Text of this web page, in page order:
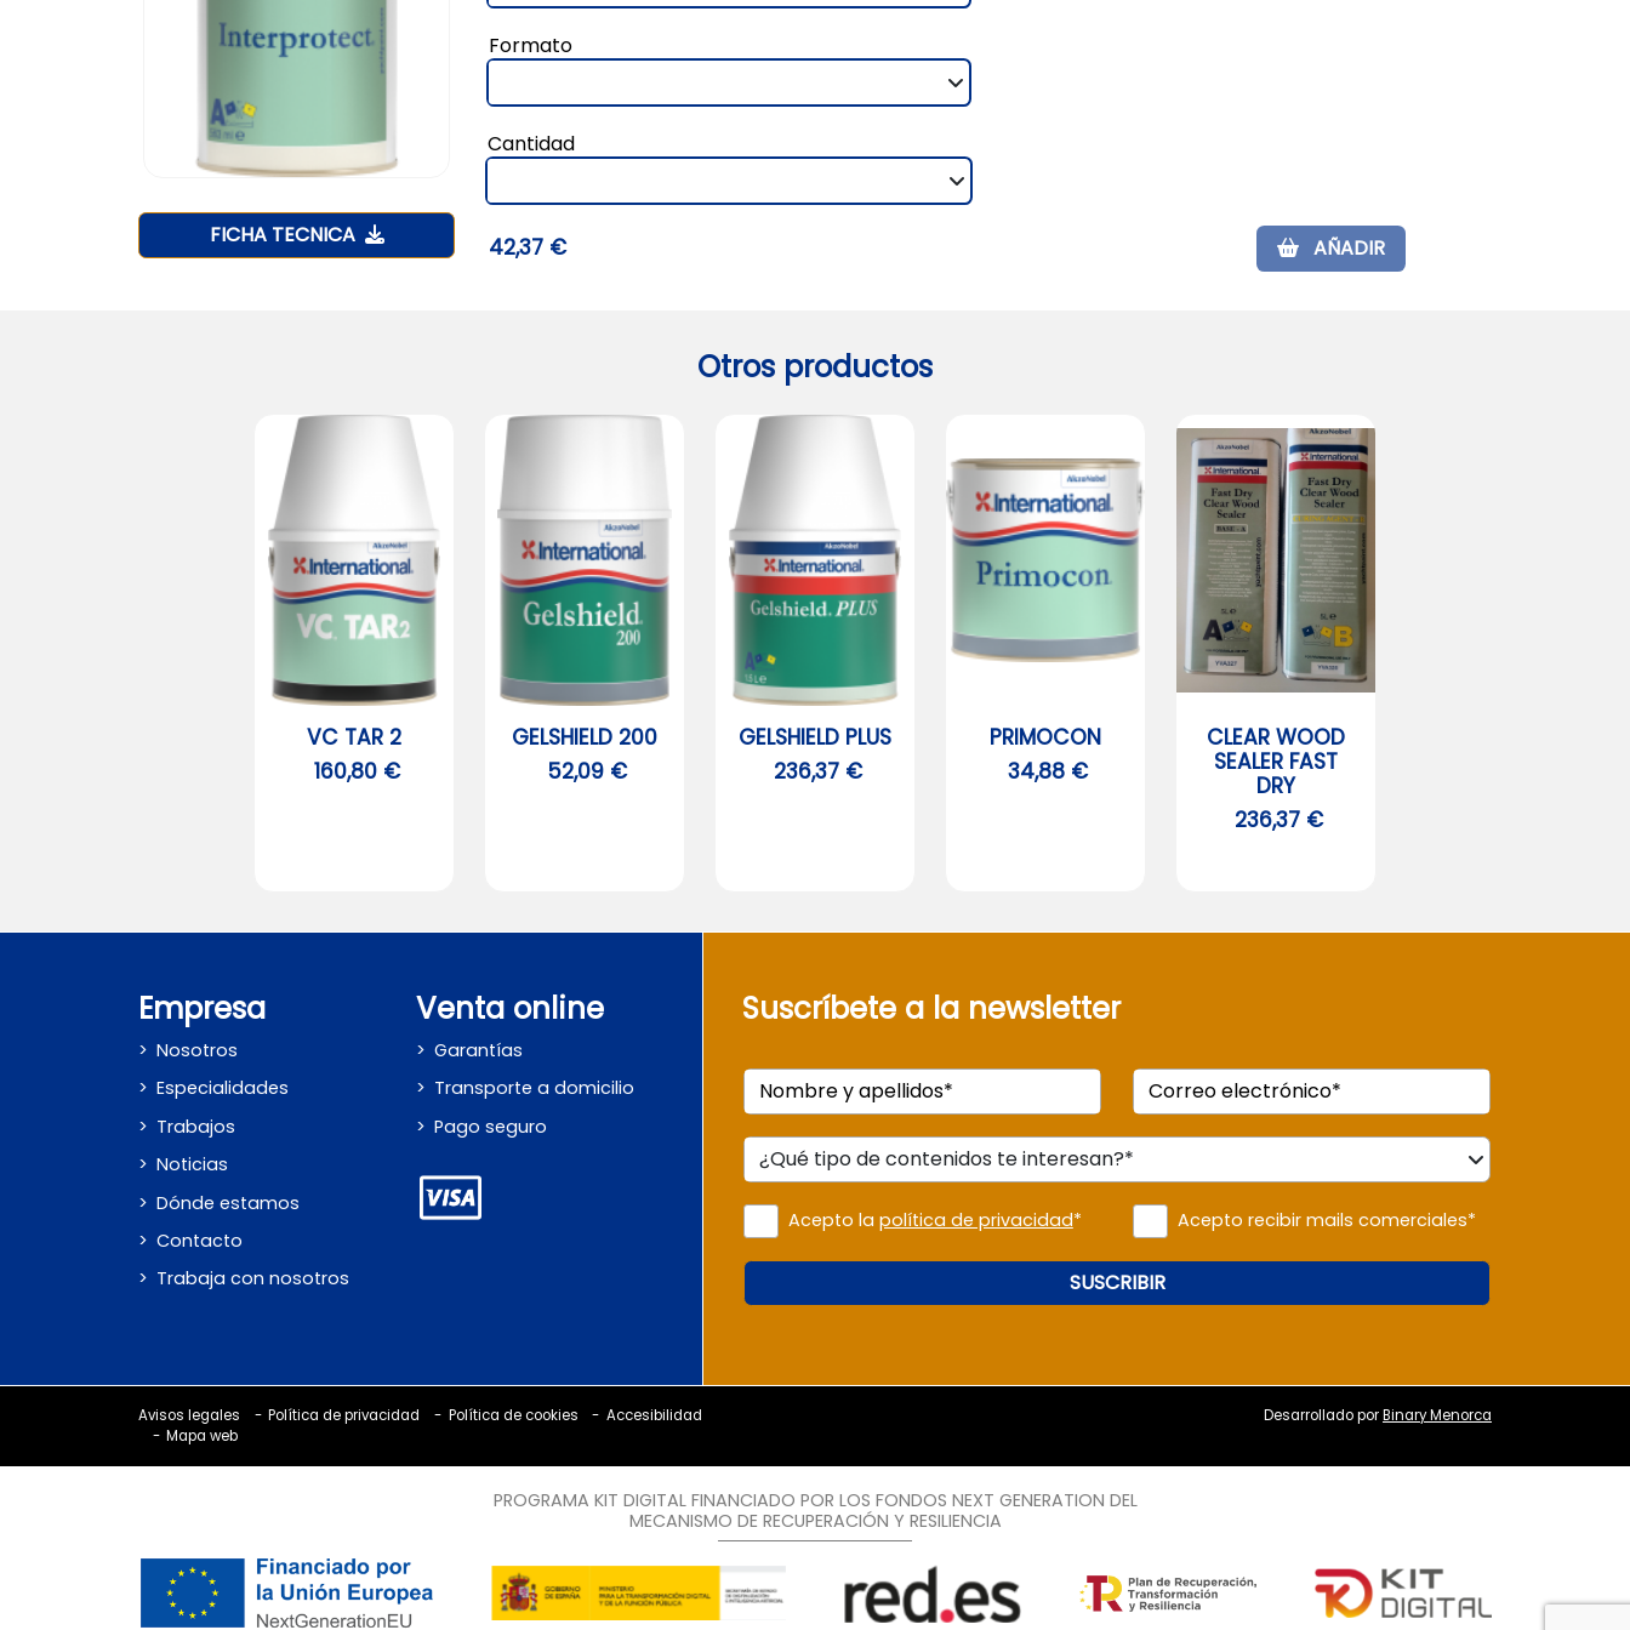
FICHA TECNICA
Formato
Cantidad
42,37 € AÑADIR
Otros productos
VC TAR 2
160,80 €
GELSHIELD 200
52,09 €
GELSHIELD PLUS
236,37 €
PRIMOCON
34,88 €
CLEAR WOOD
SEALER FAST
DRY
236,37 €
Empresa
Nosotros
Especialidades
Trabajos
Noticias
Dónde estamos
Contacto
Trabaja con nosotros
Venta online
Garantías
Transporte a domicilio
Pago seguro
Suscríbete a la newsletter
Nombre y apellidos* Correo electrónico*
Acepto la política de privacidad* Acepto recibir mails comerciales*
SUSCRIBIR
Avisos legales Política de privacidad Política de cookies
Accesibilidad
Mapa web
Desarrollado porBinary Menorca
PROGRAMA KIT DIGITAL FINANCIADO POR LOS FONDOS NEXT GENERATION DEL
MECANISMO DE RECUPERACIÓN Y RESILIENCIA